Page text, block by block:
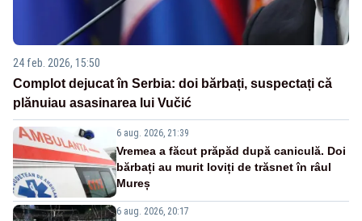
24 feb. 2026, 15:50
Complot dejucat în Serbia: doi bărbați, suspectați că
plănuiau asasinarea lui Vučić
6 aug. 2026, 21:39
Vremea a făcut prăpăd după caniculă. Doi
bărbați au murit loviți de trăsnet în râul
Mureș
6 aug. 2026, 20:17